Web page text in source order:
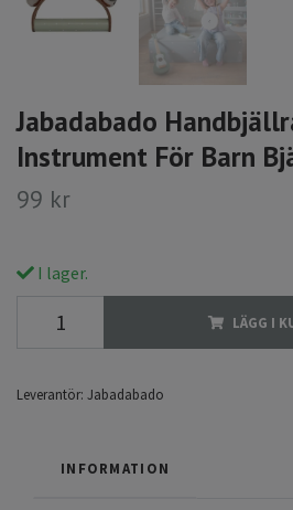
Jabadabado
Instrument För Barn
99 kr
I lager.
LÄGG I
Leverantör: Jabadabado
INFORMATION